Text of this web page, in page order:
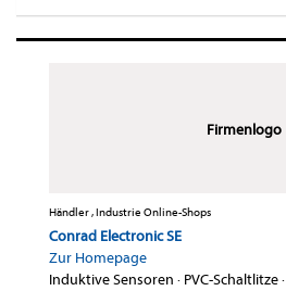
Firmenlogo
Händler , Industrie Online-Shops
Conrad Electronic SE
Zur Homepage
Induktive Sensoren · PVC-Schaltlitze·